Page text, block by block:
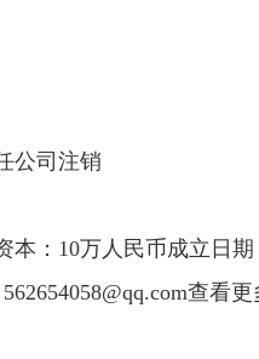
公司注销
：10万人民币成立日期
562654058@qq.com查看更